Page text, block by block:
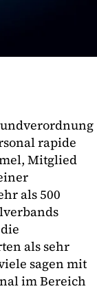
rapide
Mitglied
als 500
als sehr
sagen mit
im Bereich